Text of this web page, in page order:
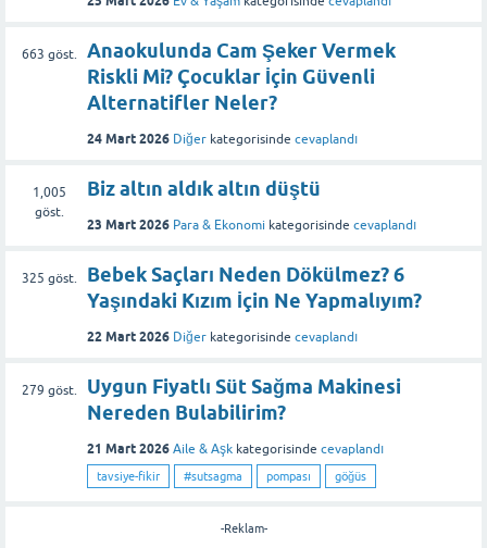
663 göst.
Anaokulunda Cam Şeker Vermek
Riskli Mi? Çocuklar İçin Güvenli
Alternatifler Neler?
24 Mart 2026 Diğer kategorisinde cevaplandı
1,005
göst.
Biz altın aldık altın düştü
23 Mart 2026 Para & Ekonomi kategorisinde cevaplandı
325 göst.
Bebek Saçları Neden Dökülmez? 6
Yaşındaki Kızım İçin Ne Yapmalıyım?
22 Mart 2026 Diğer kategorisinde cevaplandı
279 göst.
Uygun Fiyatlı Süt Sağma Makinesi
Nereden Bulabilirim?
21 Mart 2026 Aile & Aşk kategorisinde cevaplandı
tavsiye-fikir #sutsagma pompası göğüs
-Reklam-